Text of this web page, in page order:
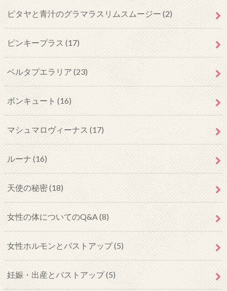
ピタヤと青汁のグラマラスリムスムージー (2)
ピンキープラス (17)
ベルタプエラリア (23)
ボンキュート (16)
マシュマロヴィーナス (17)
ルーナ (16)
天使の秘密(18)
女性の体についてのQ&A(8)
女性ホルモンとバストアップ(5)
妊娠・出産とバストアップ(5)